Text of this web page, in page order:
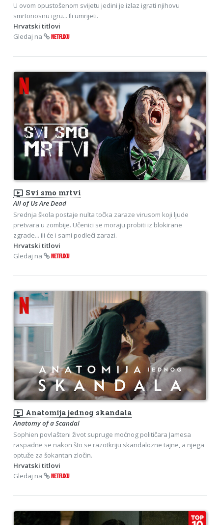
U ovom opustošenom svijetu jedini je izlaz igrati njihovu
smrtonosnu igru... Ili umrijeti.
Hrvatski titlovi
Gledaj na
NETFLIXU
ondemand_video Svi smo mrtvi
All of Us Are Dead
Srednja škola postaje nulta točka zaraze virusom koji ljude
pretvara u zombije. Učenici se moraju probiti iz blokirane
zgrade... ili će i sami podleći zarazi.
Hrvatski titlovi
Gledaj na
NETFLIXU
ondemand_video Anatomija jednog skandala
Anatomy of a Scandal
Sophien povlašteni život supruge moćnog političara Jamesa
raspadne se nakon što se razotkriju skandalozne tajne, a njega
optuže za šokantan zločin.
Hrvatski titlovi
Gledaj na
NETFLIXU